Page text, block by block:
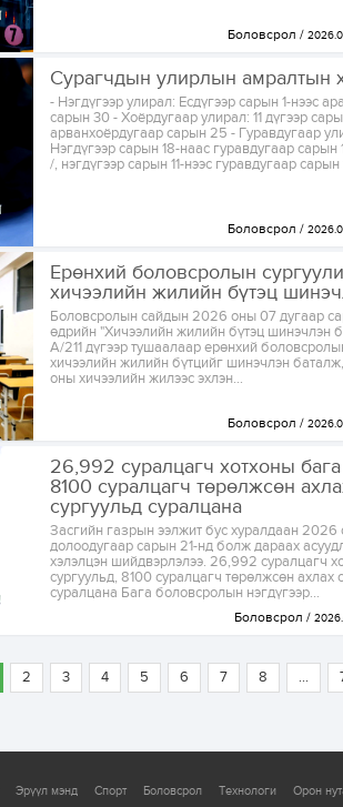
Боловсрол
Сурагчдын улирлын амралтын
- Нэгдүгээр улирал: Есдүгээр сарын 1-нээс
сарын 30 - Хоёрдугаар улирал: 11 дүгээр
арванхоёрдугаар сарын 25 - Гуравдугаар
Нэгдүгээр сарын 18-наас гуравдугаар сарын
/, нэгдүгээр сарын 11-нээс гуравдугаар сарын
Боловсрол
Ерөнхий боловсролын
хичээлийн жилийн бүтэц
Боловсролын сайдын 2026 оны 07 дугаар
өдрийн "Хичээлийн жилийн бүтэц шинэчлэн
А/211 дүгээр тушаалаар ерөнхий
хичээлийн жилийн бүтцийг шинэчлэн
оны хичээлийн жилээс эхлэн...
Боловсрол
26,992 суралцагч хотхоны бага
8100 суралцагч төрөлжсөн
сургуульд суралцана
Засгийн газрын ээлжит бус хуралдаан 2026
долоодугаар сарын 21-нд болж дараах
хэлэлцэн шийдвэрлэлээ. 26,992 суралцагч
сургуульд, 8100 суралцагч төрөлжсөн ахлах
суралцана Бага боловсролын нэгдүгээр...
Боловсрол
2 3 4 5 6 7 8 ...
Эрүүл мэнд Спорт Боловсрол Технологи Орон